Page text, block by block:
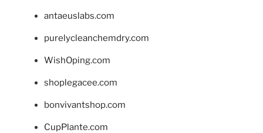
antaeuslabs.com
purelycleanchemdry.com
WishOping.com
shoplegacee.com
bonvivantshop.com
CupPlante.com